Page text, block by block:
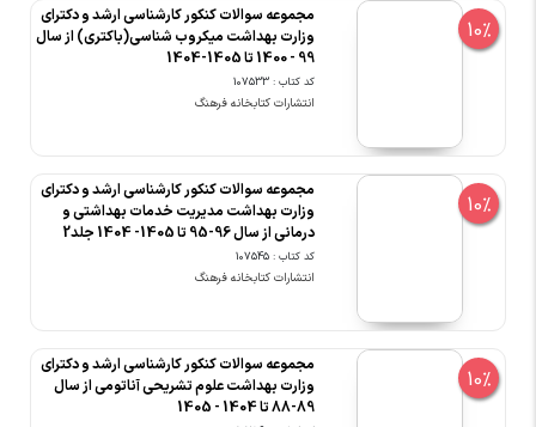
10%
مجموعه سوالات کنکور کارشناسی ارشد و دکترای
وزارت بهداشت میکروب شناسی(باکتری) از سال
99 - 1400 تا 1405-1404
کد کتاب : 107533
انتشارات کتابخانه فرهنگ
10%
مجموعه سوالات کنکور کارشناسی ارشد و دکترای
وزارت بهداشت مدیریت خدمات بهداشتی و
درمانی از سال 96-95 تا 1405- 1404 جلد2
کد کتاب : 107545
انتشارات کتابخانه فرهنگ
10%
مجموعه سوالات کنکور کارشناسی ارشد و دکترای
وزارت بهداشت علوم تشریحی آناتومی از سال
89-88 تا 1404 - 1405